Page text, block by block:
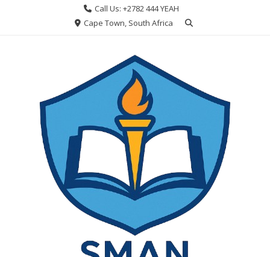
Call Us: +2782 444 YEAH
Cape Town, South Africa